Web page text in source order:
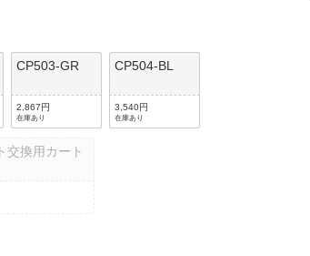
CP503-GR
2,867円
在庫あり
CP504-BL
3,540円
在庫あり
交換用カート